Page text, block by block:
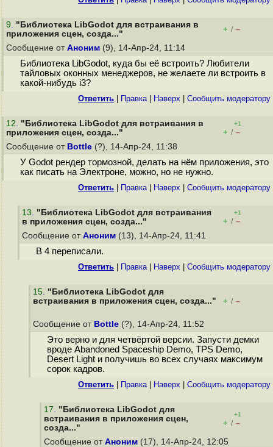
9. "Библиотека LibGodot для встраивания в
приложения сцен, созда..."
+ / –
Сообщение от Аноним (9), 14-Апр-24, 11:14
Библиотека LibGodot, куда бы её встроить? Любители
тайловых оконных менеджеров, не желаете ли встроить в
какой-нибудь i3?
Ответить Правка| Наверх Cообщить модератору
12. "Библиотека LibGodot для встраивания в
приложения сцен, созда..."
+1
+ / –
Сообщение от Bottle (?), 14-Апр-24, 11:38
У Godot рендер тормозной, делать на нём приложения, это
как писать на Электроне, можно, но не нужно.
Ответить Правка| Наверх Cообщить модератору
13. "Библиотека LibGodot для встраивания
в приложения сцен, созда..."
+1
+ / –
Сообщение от Аноним (13), 14-Апр-24, 11:41
В 4 переписали.
Ответить Правка| Наверх Cообщить модератору
15. "Библиотека LibGodot для
встраивания в приложения сцен, созда..."
+ / –
Сообщение от Bottle (?), 14-Апр-24, 11:52
Это верно и для четвёртой версии. Запусти демки
вроде Abandoned Spaceship Demo, TPS Demo,
Desert Light и получишь во всех случаях максимум
сорок кадров.
Ответить Правка| Наверх Cообщить модератору
17. "Библиотека LibGodot для
встраивания в приложения сцен,
созда..."
+1
+ / –
Сообщение от Аноним (17), 14-Апр-24, 12:05